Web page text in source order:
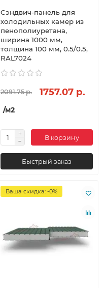
Сэндвич-панель для
холодильных камер из
пенополиуретана,
ширина 1000 мм,
толщина 100 мм, 0.5/0.5,
RAL7024
2091.75 р. 1757.07 р.
/м2
В корзину
Быстрый заказ
Ваша скидка: -0%